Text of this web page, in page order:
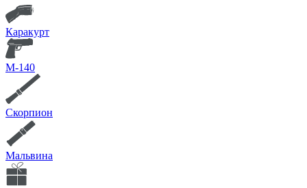
Каракурт
М-140
Скорпион
Мальвина